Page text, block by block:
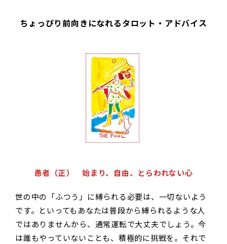
ちょっぴり前向きになれるタロット・アドバイス
愚者（正） 始まり、自由、とらわれない心
世の中の「ふつう」に縛られる必要は、一切ないよう
です。といってもあなたは普段から縛られるような人
ではありませんから、通常運転で大丈夫でしょう。今
は誰もやっていないことも、積極的に挑戦を。それで